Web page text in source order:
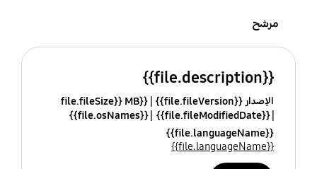
مرشح
{{file.description}}
الإصدار {{file.fileVersion}}
{{file.fileSize}} MB
{{file.fileModifiedDate}}
{{file.osNames}}
{{file.languageName}}
{{file.languageName}}